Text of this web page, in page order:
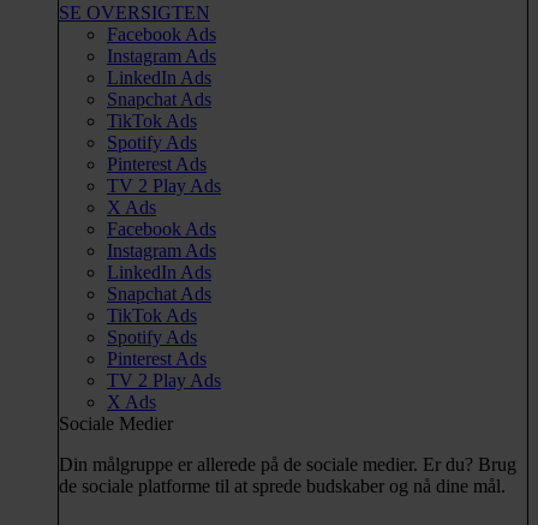
SE OVERSIGTEN
Facebook Ads
Instagram Ads
LinkedIn Ads
Snapchat Ads
TikTok Ads
Spotify Ads
Pinterest Ads
TV 2 Play Ads
X Ads
Facebook Ads
Instagram Ads
LinkedIn Ads
Snapchat Ads
TikTok Ads
Spotify Ads
Pinterest Ads
TV 2 Play Ads
X Ads
Sociale Medier
Din målgruppe er allerede på de sociale medier. Er du? Brug
de sociale platforme til at sprede budskaber og nå dine mål.